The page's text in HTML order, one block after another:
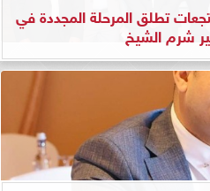
تطلق المرحلة المجددة في
شرم الشيخ